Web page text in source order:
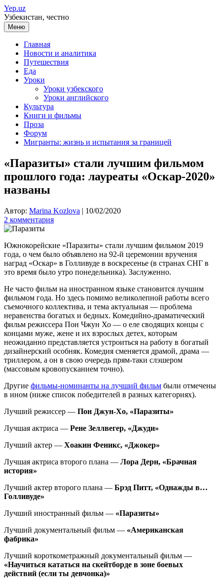
Перейти
к
содержимому
Yep.uz
Узбекистан, честно
Меню
Главная
Новости и аналитика
Путешествия
Еда
Уроки
Уроки узбекского
Уроки английского
Культура
Книги и фильмы
Проза
Форум
Мигранты: жизнь и испытания за границей
«Паразиты» стали лучшим фильмом
прошлого года: лауреаты «Оскар-2020»
названы
Автор: Marina Kozlova | 10/02/2020
2 комментария
Южнокорейские «Паразиты» стали лучшим фильмом 2019
года, о чем было объявлено на 92-й церемонии вручения
наград «Оскар» в Голливуде в воскресенье (в странах СНГ в
это время было утро понедельника). Заслуженно.
Не часто фильм на иностранном языке становится лучшим
фильмом года. Но здесь помимо великолепной работы всего
съемочного коллектива, и тема актуальная — проблема
неравенства богатых и бедных. Комедийно-драматический
фильм режиссера Пон Чжун Хо — о еле сводящих концы с
концами муже, жене и их взрослых детех, которым
неожиданно представляется устроиться на работу в богатый
дизайнерский особняк. Комедия сменяется драмой, драма —
триллером, а он в свою очередь прям-таки слэшером
(массовым кровопусканием точно).
Другие фильмы-номинанты на лучший фильм были отмечены
в ином (ниже список победителей в разных категориях).
Лучший режиссер — Пон Джун-Хо, «Паразиты»
Лучшая актриса — Рене Зеллвегер, «Джуди»
Лучший актер — Хоакин Феникс, «Джокер»
Лучшая актриса второго плана — Лора Дерн, «Брачная
история»
Лучший актер второго плана — Брэд Питт, «Однажды в…
Голливуде»
Лучший иностранный фильм — «Паразиты»
Лучший документальный фильм — «Американская
фабрика»
Лучший короткометражный документальный фильм —
«Научиться кататься на скейтборде в зоне боевых
действий (если ты девчонка)»